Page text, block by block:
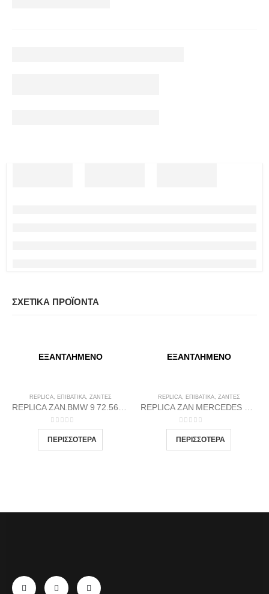
ΣΧΕΤΙΚΆ ΠΡΟΪΌΝΤΑ
ΕΞΑΝΤΛΗΜΈΝΟ
REPLICA, ΕΠΙΒΑΤΙΚΑ, ΖΆΝΤΕΣ
0out of 5
ΕΞΑΝΤΛΗΜΈΝΟ
REPLICA, ΕΠΙΒΑΤΙΚΑ, ΖΆΝΤΕΣ
0out of 5